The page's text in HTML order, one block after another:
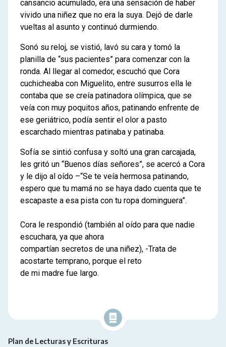
cansancio acumulado, era una sensación de haber
vivido una niñez que no era la suya. Dejó de darle
vueltas al asunto y continuó durmiendo.
Sonó su reloj, se vistió, lavó su cara y tomó la
planilla de “sus pacientes” para comenzar con la
ronda. Al llegar al comedor, escuchó que Cora
cuchicheaba con Miguelito, entre susurros ella le
contaba que se creía patinadora olímpica, que se
veía con muy poquitos años, patinando enfrente de
ese geriátrico, podía sentir el olor a pasto
escarchado mientras patinaba y patinaba.
Sofía se sintió confusa y soltó una gran carcajada,
les gritó un “Buenos días señores”, se acercó a Cora
y le dijo al oído –“Se te veía hermosa patinando,
espero que tu mamá no se haya dado cuenta que te
escapaste a esa pista con tu ropa dominguera”.
Cora le respondió (también al oído para que nadie
escuchara, ya que ahora
compartían secretos de una niñez), -Trata de
acostarte temprano, porque el reto
de mi madre fue largo.
Plan de Lecturas y Escrituras